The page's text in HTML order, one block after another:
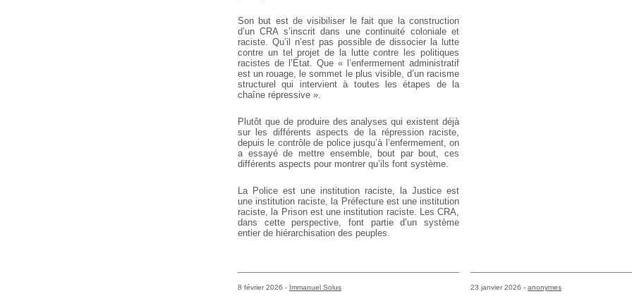
Son but est de visibiliser le fait que la construction
d’un CRAs’inscrit dans une continuité coloniale et
raciste. Qu’il n’est pas possible de dissocier la lutte
contre un tel projet de la lutte contre les politiques
racistes de l’État. Que « l’enfermement administratif
est un rouage, le sommet le plus visible, d’un racisme
structurel qui intervient à toutes les étapes de la
chaîne répressive ».
Plutôt que de produire des analyses qui existent déjà
sur les différents aspects de la répression raciste,
depuis le contrôle de police jusqu’àl’enfermement, on
a essayé de mettre ensemble, bout par bout, ces
différents aspects pour montrer qu’ils font système.
La Police est une institution raciste, la Justice est
une institution raciste, la Préfecture est une institution
raciste, la Prison est une institution raciste. Les CRA,
dans cette perspective, font partie d’un système
entier de hiérarchisation des peuples.
8 février 2026 - Immanuel Solus 23 janvier 2026 - anonymes